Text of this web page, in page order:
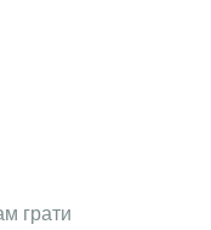
грати